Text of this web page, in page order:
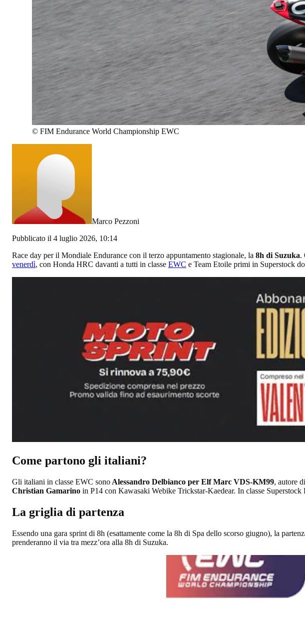
© FIM Endurance World Championship EWC
Marco Pezzoni
Pubblicato il 4 luglio 2026, 10:14
Race day per il Mondiale Endurance con il terzo appuntamento stagionale, la 8h di Suzuka.
venerdì, con Honda HRC davanti a tutti in classe EWC e Team Etoile primi in Superstock
Come partono gli italiani?
Gli italiani in classe EWC sono Alessandro Delbianco per Elf Marc VDS-KM99, autore
Christian Gamarino in P14 con Kawasaki Webike Trickstar-Kaedear. In classe
La griglia di partenza
Essendo una gara sprint di 8h (esattamente come la 8h di Spa dello scorso giugno), la
prenderanno il via tra mezz’ora alla 8h di Suzuka.